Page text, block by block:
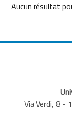
Aucun résultat
Via Verdi, 8 -